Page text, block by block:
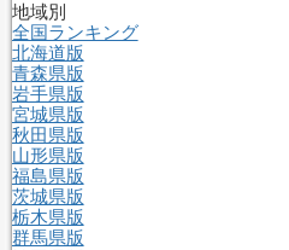
地域別
全国ランキング
北海道版
青森県版
岩手県版
宮城県版
秋田県版
山形県版
福島県版
茨城県版
栃木県版
群馬県版